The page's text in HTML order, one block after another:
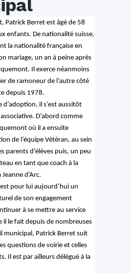
Patrick Berret est âgé de 58
enfants. De nationalité suisse,
la nationalité française en
mariage, un an à peine après
Il exerce néanmoins
de ramoneur de l’autre côté
depuis 1978.
d’adoption, il s’est aussitôt
D’abord comme
où il a ensuite
de l’équipe Vétéran, au sein
parents d’élèves puis, un peu
en tant que coach à la
d’Arc.
pour lui aujourd’hui un
de son engagement
à se mettre au service
il le fait depuis de nombreuses
municipal, Patrick Berret suit
questions de voirie et celles
Il est par ailleurs délégué à la